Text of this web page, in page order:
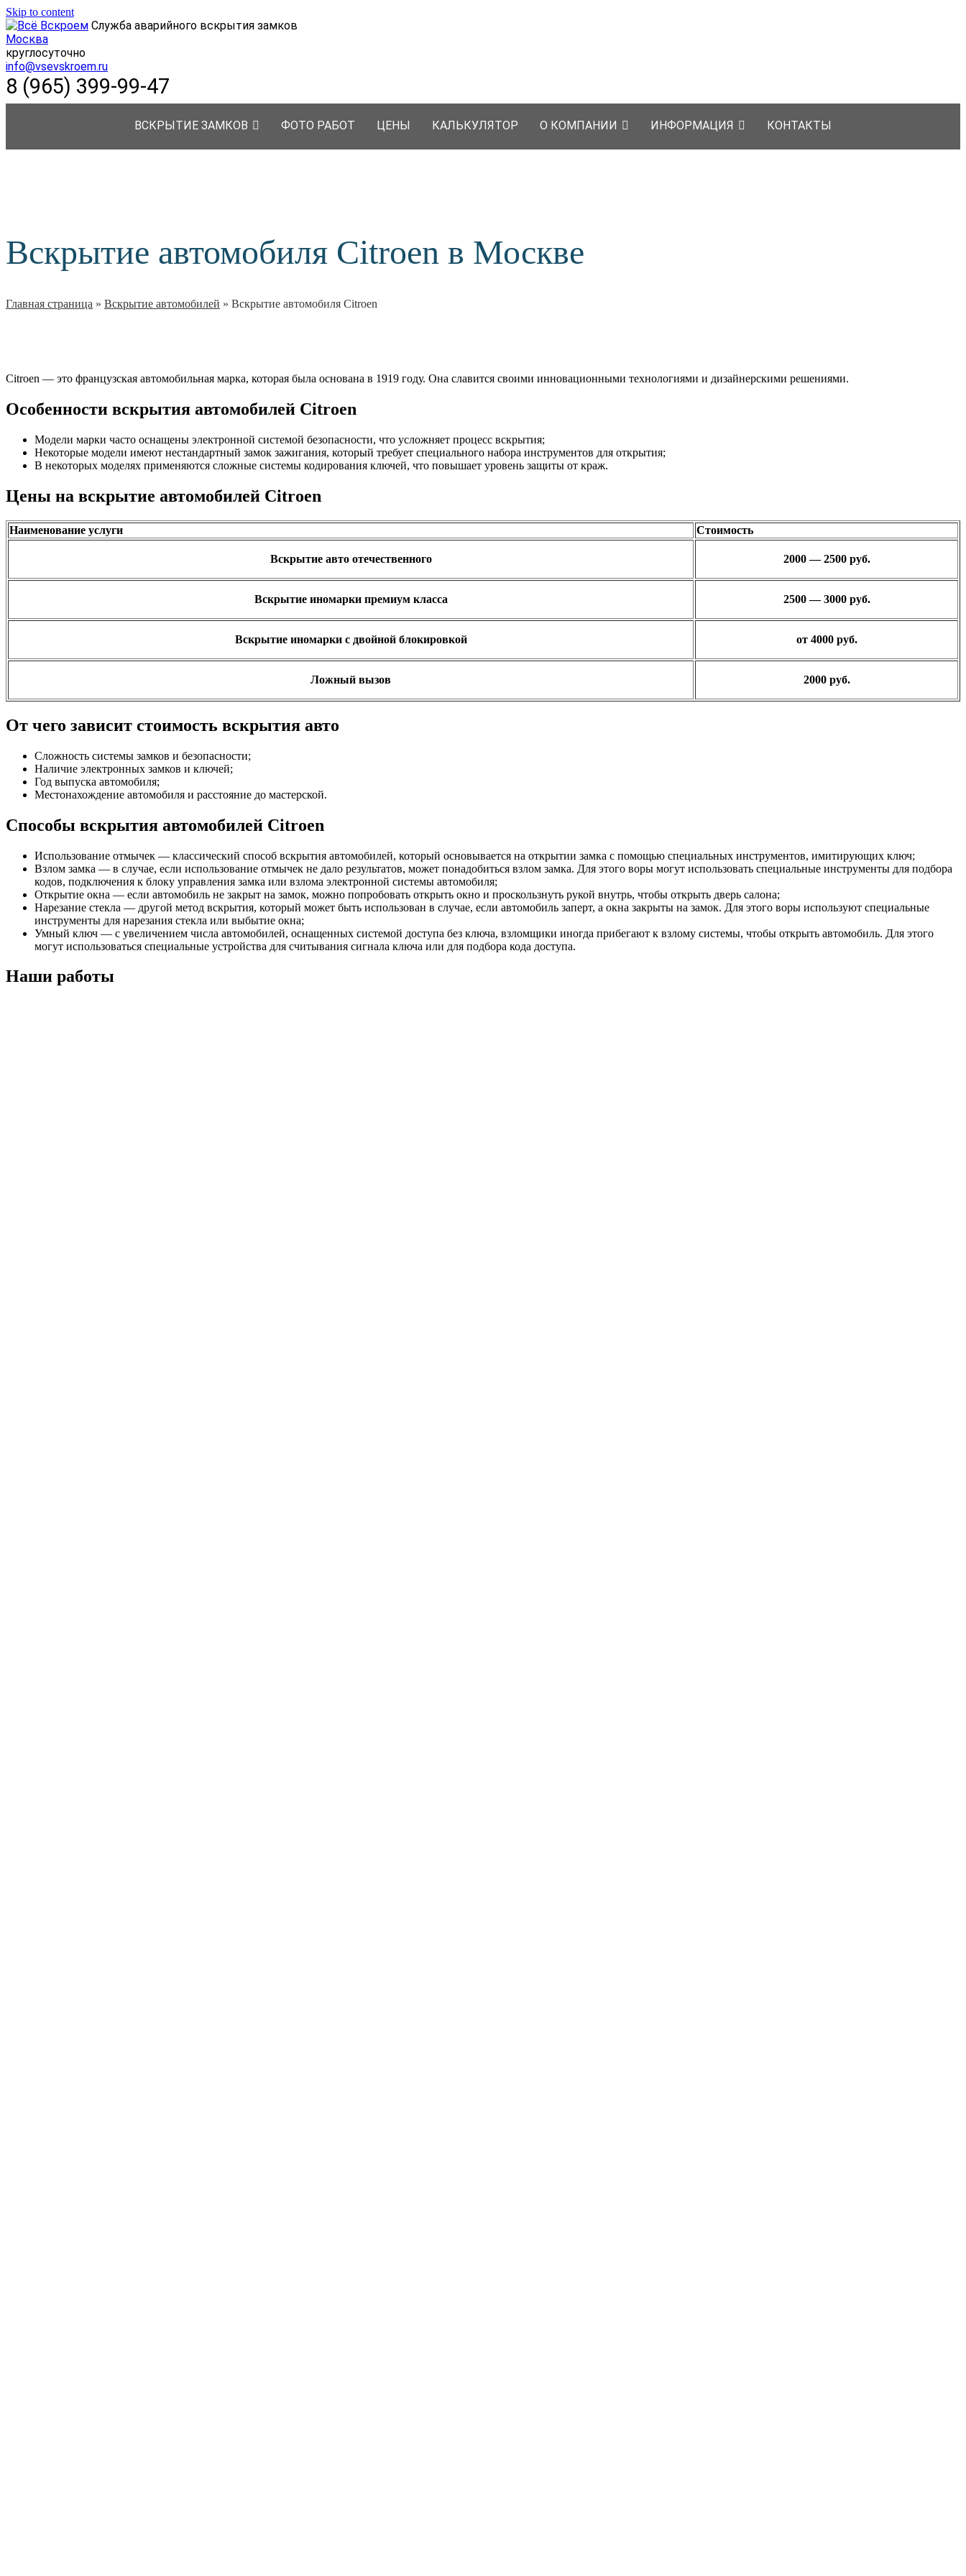
Skip to content
Служба аварийного вскрытия замков
Москва
круглосуточно
info@vsevskroem.ru
8 (965) 399-99-47
ВСКРЫТИЕ ЗАМКОВ ФОТО РАБОТ ЦЕНЫ КАЛЬКУЛЯТОР О КОМПАНИИ ИНФОРМАЦИЯ КОНТАКТЫ
Вскрытие автомобиля Citroen в Москве
Главная страница » Вскрытие автомобилей » Вскрытие автомобиля Citroen
Citroen — это французская автомобильная марка, которая была основана в 1919 году. Она славится своими инновационными технологиями и дизайнерскими решениями.
Особенности вскрытия автомобилей Citroen
Модели марки часто оснащены электронной системой безопасности, что усложняет процесс вскрытия;
Некоторые модели имеют нестандартный замок зажигания, который требует специального набора инструментов для открытия;
В некоторых моделях применяются сложные системы кодирования ключей, что повышает уровень защиты от краж.
Цены на вскрытие автомобилей Citroen
Наименование услуги Стоимость
Вскрытие авто отечественного 2000 — 2500 руб.
Вскрытие иномарки премиум класса 2500 — 3000 руб.
Вскрытие иномарки с двойной блокировкой от 4000 руб.
Ложный вызов 2000 руб.
От чего зависит стоимость вскрытия авто
Сложность системы замков и безопасности;
Наличие электронных замков и ключей;
Год выпуска автомобиля;
Местонахождение автомобиля и расстояние до мастерской.
Способы вскрытия автомобилей Citroen
Использование отмычек — классический способ вскрытия автомобилей, который основывается на открытии замка с помощью специальных инструментов, имитирующих ключ;
Взлом замка — в случае, если использование отмычек не дало результатов, может понадобиться взлом замка. Для этого воры могут использовать специальные инструменты для подбора
кодов, подключения к блоку управления замка или взлома электронной системы автомобиля;
Открытие окна — если автомобиль не закрыт на замок, можно попробовать открыть окно и проскользнуть рукой внутрь, чтобы открыть дверь салона;
Нарезание стекла — другой метод вскрытия, который может быть использован в случае, если автомобиль заперт, а окна закрыты на замок. Для этого воры используют специальные
инструменты для нарезания стекла или выбытие окна;
Умный ключ — с увеличением числа автомобилей, оснащенных системой доступа без ключа, взломщики иногда прибегают к взлому системы, чтобы открыть автомобиль. Для этого
могут использоваться специальные устройства для считывания сигнала ключа или для подбора кода доступа.
Наши работы